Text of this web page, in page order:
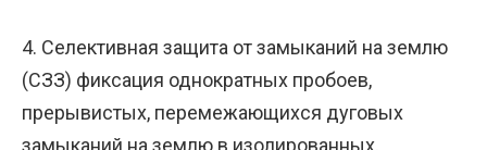
4. Селективная защита от замыканий на землю
(СЗЗ) фиксация однократных пробоев,
прерывистых, перемежающихся дуговых
замыканий на землю в изолированных,